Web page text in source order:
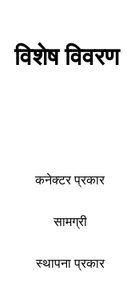
विशेष विवरण
कनेक्टर प्रकार
सामग्री
स्थापना प्रकार